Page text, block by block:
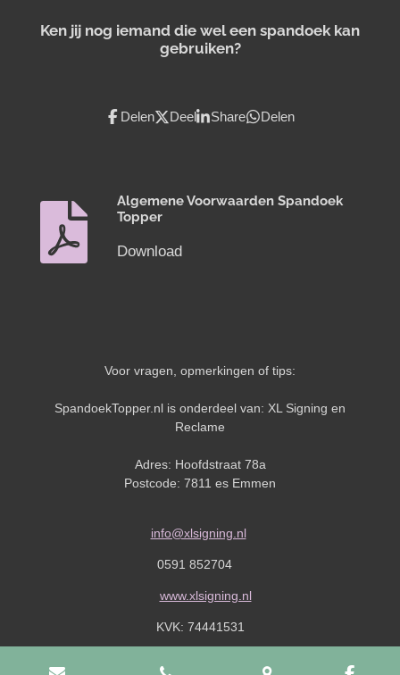
Ken jij nog iemand die wel een spandoek kan
gebruiken?
Delen Deel Share Delen
Algemene Voorwaarden Spandoek
Topper
Download
Voor vragen, opmerkingen of tips:
SpandoekTopper.nl is onderdeel van: XL Signing en
Reclame
Adres: Hoofdstraat 78a
Postcode: 7811 es Emmen
info@xlsigning.nl
0591 852704
www.xlsigning.nl
KVK: 74441531